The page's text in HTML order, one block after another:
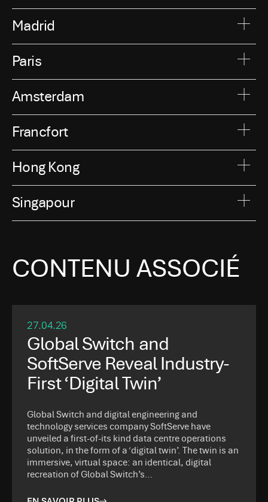
Madrid
Paris
Amsterdam
Francfort
Hong Kong
Singapour
CONTENU ASSOCIÉ
27.04.26
Global Switch and
SoftServe Reveal Industry-
First ‘Digital Twin’
Global Switch and digital engineering and
technology services company SoftServe have
unveiled a first-of-its kind data centre operations
solution, in the form of a ‘digital twin’. The twin is an
immersive, virtual space: an identical, digital
recreation of Global Switch’s…